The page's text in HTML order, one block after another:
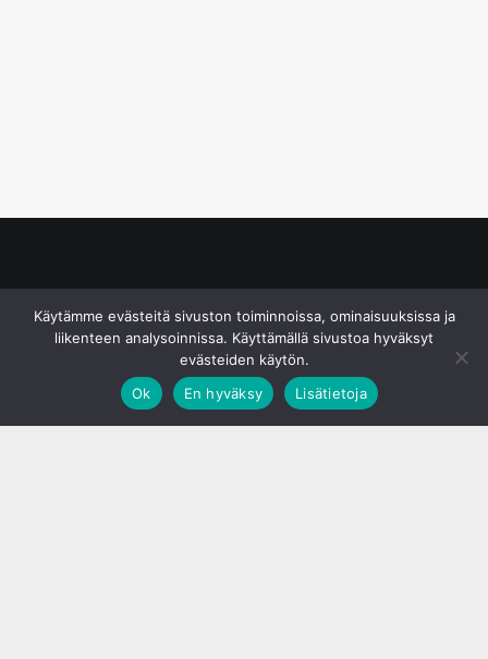
Käytämme evästeitä sivuston toiminnoissa, ominaisuuksissa ja
liikenteen analysoinnissa. Käyttämällä sivustoa hyväksyt
evästeiden käytön.
Ok
En hyväksy Lisätietoja